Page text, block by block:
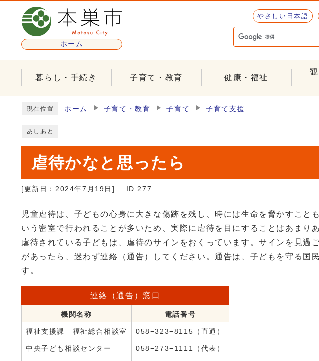
ページの先頭です
ホーム
やさしい日本語
暮らし・手続き 子育て・教育 健康・福祉
現在位置 ホーム 子育て・教育 子育て 子育て支援
あしあと
虐待かなと思ったら
[更新日： 2024年7月19日 ] ID:277
児童虐待は、子どもの心身に大きな傷跡を残し、時には生命を脅かすこと
いう密室で行われることが多いため、実際に虐待を目にすることはあまり
虐待されている子どもは、虐待のサインをおくっています。サインを見過
があったら、迷わず連絡（通告）してください。通告は、子どもを守る国
す。
連絡（通告）窓口
機関名称 電話番号
福祉支援課 福祉総合相談室 058−323−8115（直通）
中央子ども相談センター 058−273−1111（代表）